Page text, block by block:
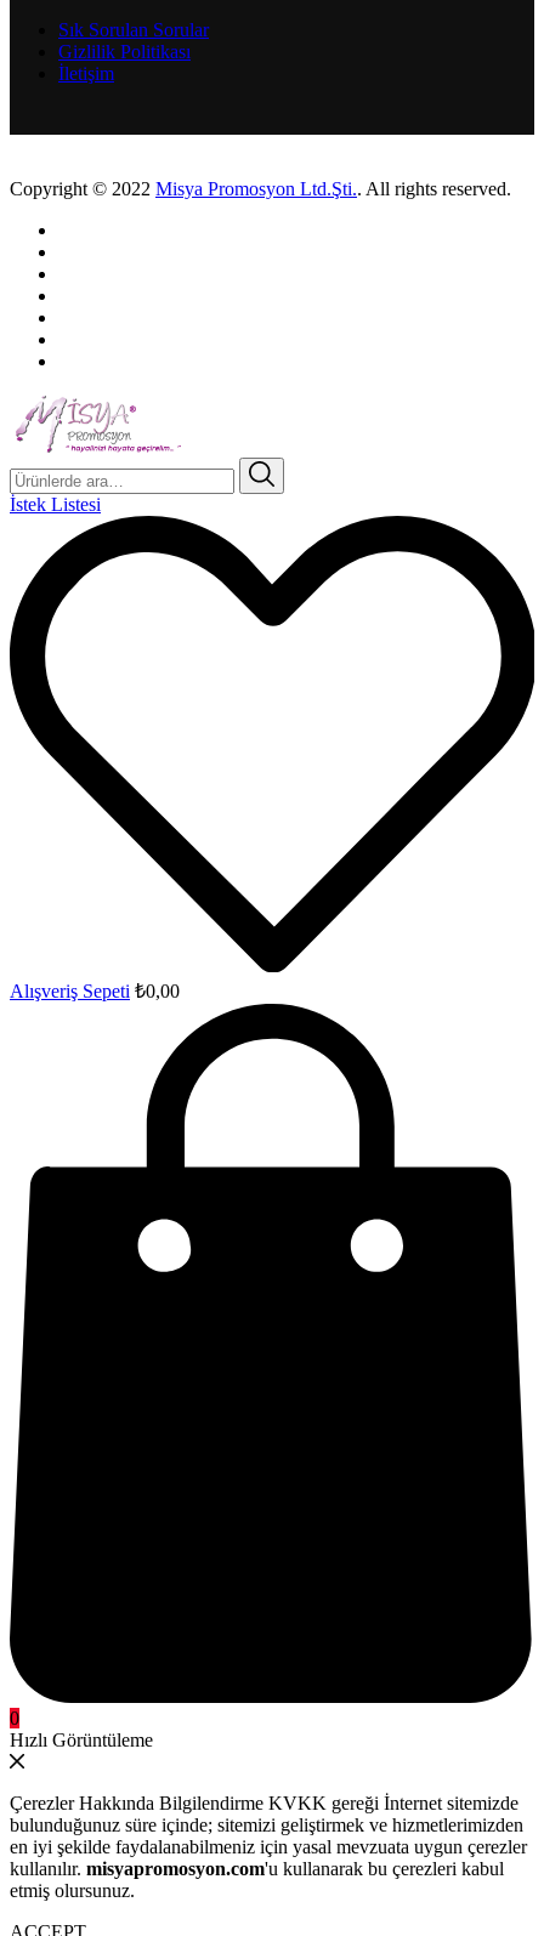
Sık Sorulan Sorular
Gizlilik Politikası
İletişim
Copyright © 2022 Misya Promosyon Ltd.Şti.. All rights reserved.
Ara:
İstek Listesi
Alışveriş Sepeti ₺0,00
0
Hızlı Görüntüleme
Çerezler Hakkında Bilgilendirme KVKK gereği İnternet sitemizde
bulunduğunuz süre içinde; sitemizi geliştirmek ve hizmetlerimizden
en iyi şekilde faydalanabilmeniz için yasal mevzuata uygun çerezler
kullanılır. misyapromosyon.com'u kullanarak bu çerezleri kabul
etmiş olursunuz.
ACCEPT